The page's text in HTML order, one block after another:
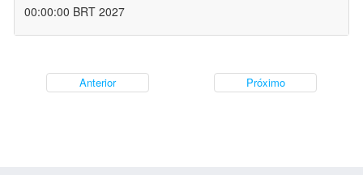
00:00:00 BRT 2027
Anterior Próximo